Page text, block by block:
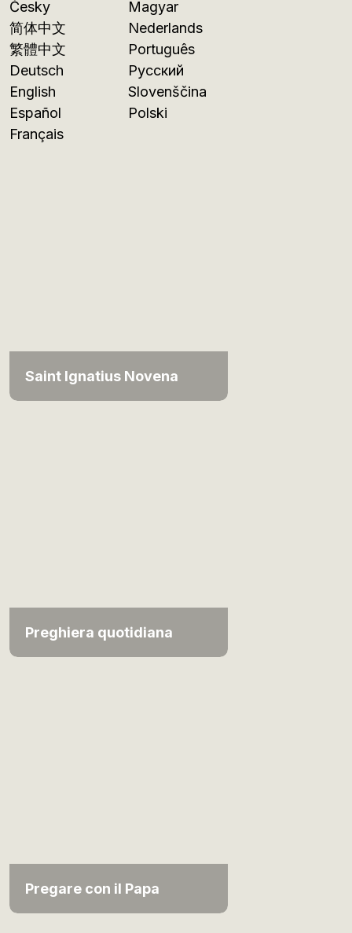
Česky
简体中文
繁體中文
Deutsch
English
Español
Français
Magyar
Nederlands
Português
Русский
Slovenščina
Polski
Saint Ignatius Novena
Preghiera quotidiana
Pregare con il Papa